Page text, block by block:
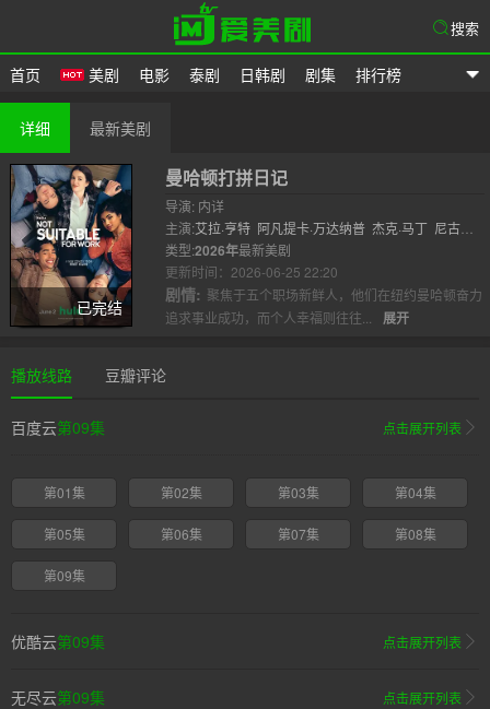
首页 美剧 电影 泰剧 日韩剧 剧集 排行榜
搜索
详细 最新美剧
已完结
曼哈顿打拼日记
导演: 内详
主演:艾拉·亨特 阿凡提卡·万达纳普 杰克·马丁 尼古拉
斯·杜威内 威尔·菲茨 维克多·加博
曼 梅·洪 ..
类型:2026年最新美剧
更新时间：2026-06-25 22:20
剧情: 聚焦于五个职场新鲜人，他们在纽约曼哈顿奋力
追求事业成功，而个人幸福则往往...
展开
播放线路 豆瓣评论
百度云第09集 点击展开列表
第01集 第02集 第03集 第04集
第05集 第06集 第07集 第08集
第09集
优酷云第09集 点击展开列表
无尽云第09集 点击展开列表